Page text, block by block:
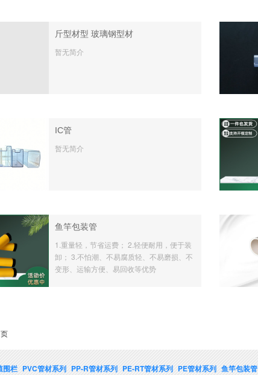
斤型材型 玻璃钢型材
暂无简介
IC管
暂无简介
鱼竿包装管
1.重量轻，节省运费； 2.轻便耐用，便于装
卸； 3.不怕潮、不易腐质轻、不易磨损、不
变形、运输方便、易回收等优势
围栏 PVC管材系列 PP-R管材系列 PE-RT管材系列 PE管材系列 鱼竿包装管